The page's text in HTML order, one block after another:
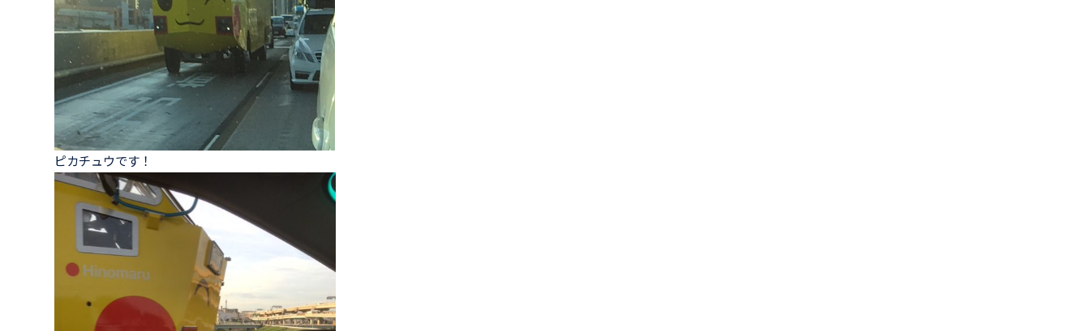
ピカチュウです！